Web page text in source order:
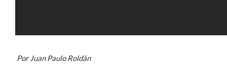
Por Juan Paulo Roldán